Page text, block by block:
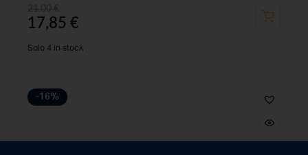
17,85 €
Solo 4 in stock
-16%